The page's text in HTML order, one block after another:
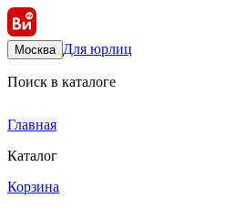
Москва Для юрлиц
Поиск в каталоге
Главная
Каталог
Корзина